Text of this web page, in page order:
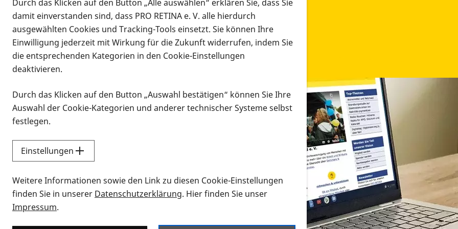
Infomaterial
Infomaterial
Vorlesen
Alle Infomaterialien in verschiedenen Formaten an
Sie möchten wissen, wie Sie nach Infonmaterial suchen und dieses bestellen bzw. herunterladen
Durch das Klicken auf den Button „Alle auswählen“ erklären Sie, dass Sie
damit einverstanden sind, dass PRO RETINA e. V. alle hierdurch
ausgewählten Cookies und Tracking-Tools einsetzt. Sie können Ihre
Einwilligung jederzeit mit Wirkung für die Zukunft widerrufen, indem Sie
die entsprechenden Kategorien in den Cookie-Einstellungen
deaktivieren.
Durch das Klicken auf den Button „Auswahl bestätigen“ können Sie Ihre
Auswahl der Cookie-Kategorien und anderer technischer Systeme selbst
festlegen.
Einstellungen
Weitere Informationen sowie den Link zu diesen Cookie-Einstellungen
finden Sie in unserer Datenschutzerklärung. Hier finden Sie unser
Impressum.